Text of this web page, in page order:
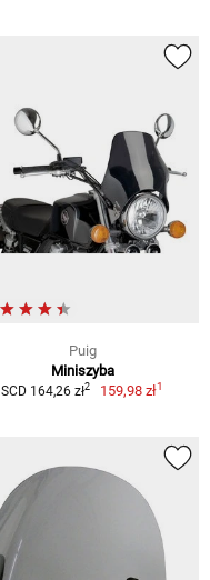
Puig
Miniszyba
SCD 164,26 zł2 159,98 zł1